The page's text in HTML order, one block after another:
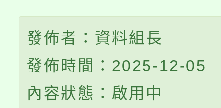
發佈者：資料組長
發佈時間：2025-12-05
內容狀態：啟用中